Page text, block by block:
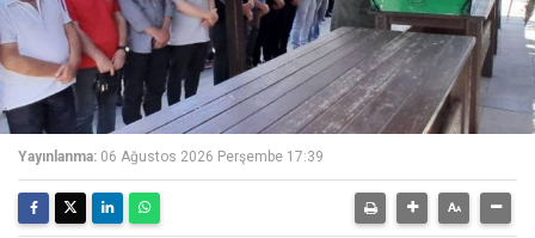
Yayınlanma: 06 Ağustos 2026 Perşembe 17:39